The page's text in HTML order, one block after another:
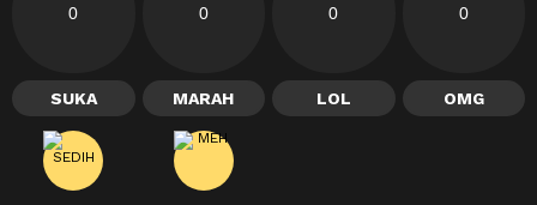
0
SUKA
0
MARAH
0
LOL
0
OMG